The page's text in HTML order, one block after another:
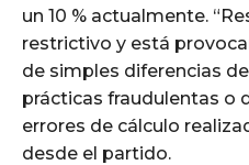
un 10 % actualmente.
restrictivo y está
de simples diferencias
prácticas fraudulentas o
errores de cálculo
desde el partido.